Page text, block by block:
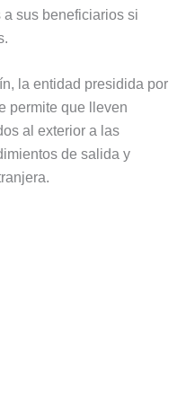
sus beneficiarios si
la entidad presidida por
permite que lleven
al exterior a las
de salida y